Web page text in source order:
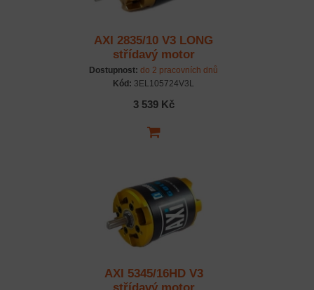
AXI 2835/10 V3 LONG
střídavý motor
Dostupnost: do 2 pracovních dnů
Kód: 3EL105724V3L
3 539 Kč
AXI 5345/16HD V3